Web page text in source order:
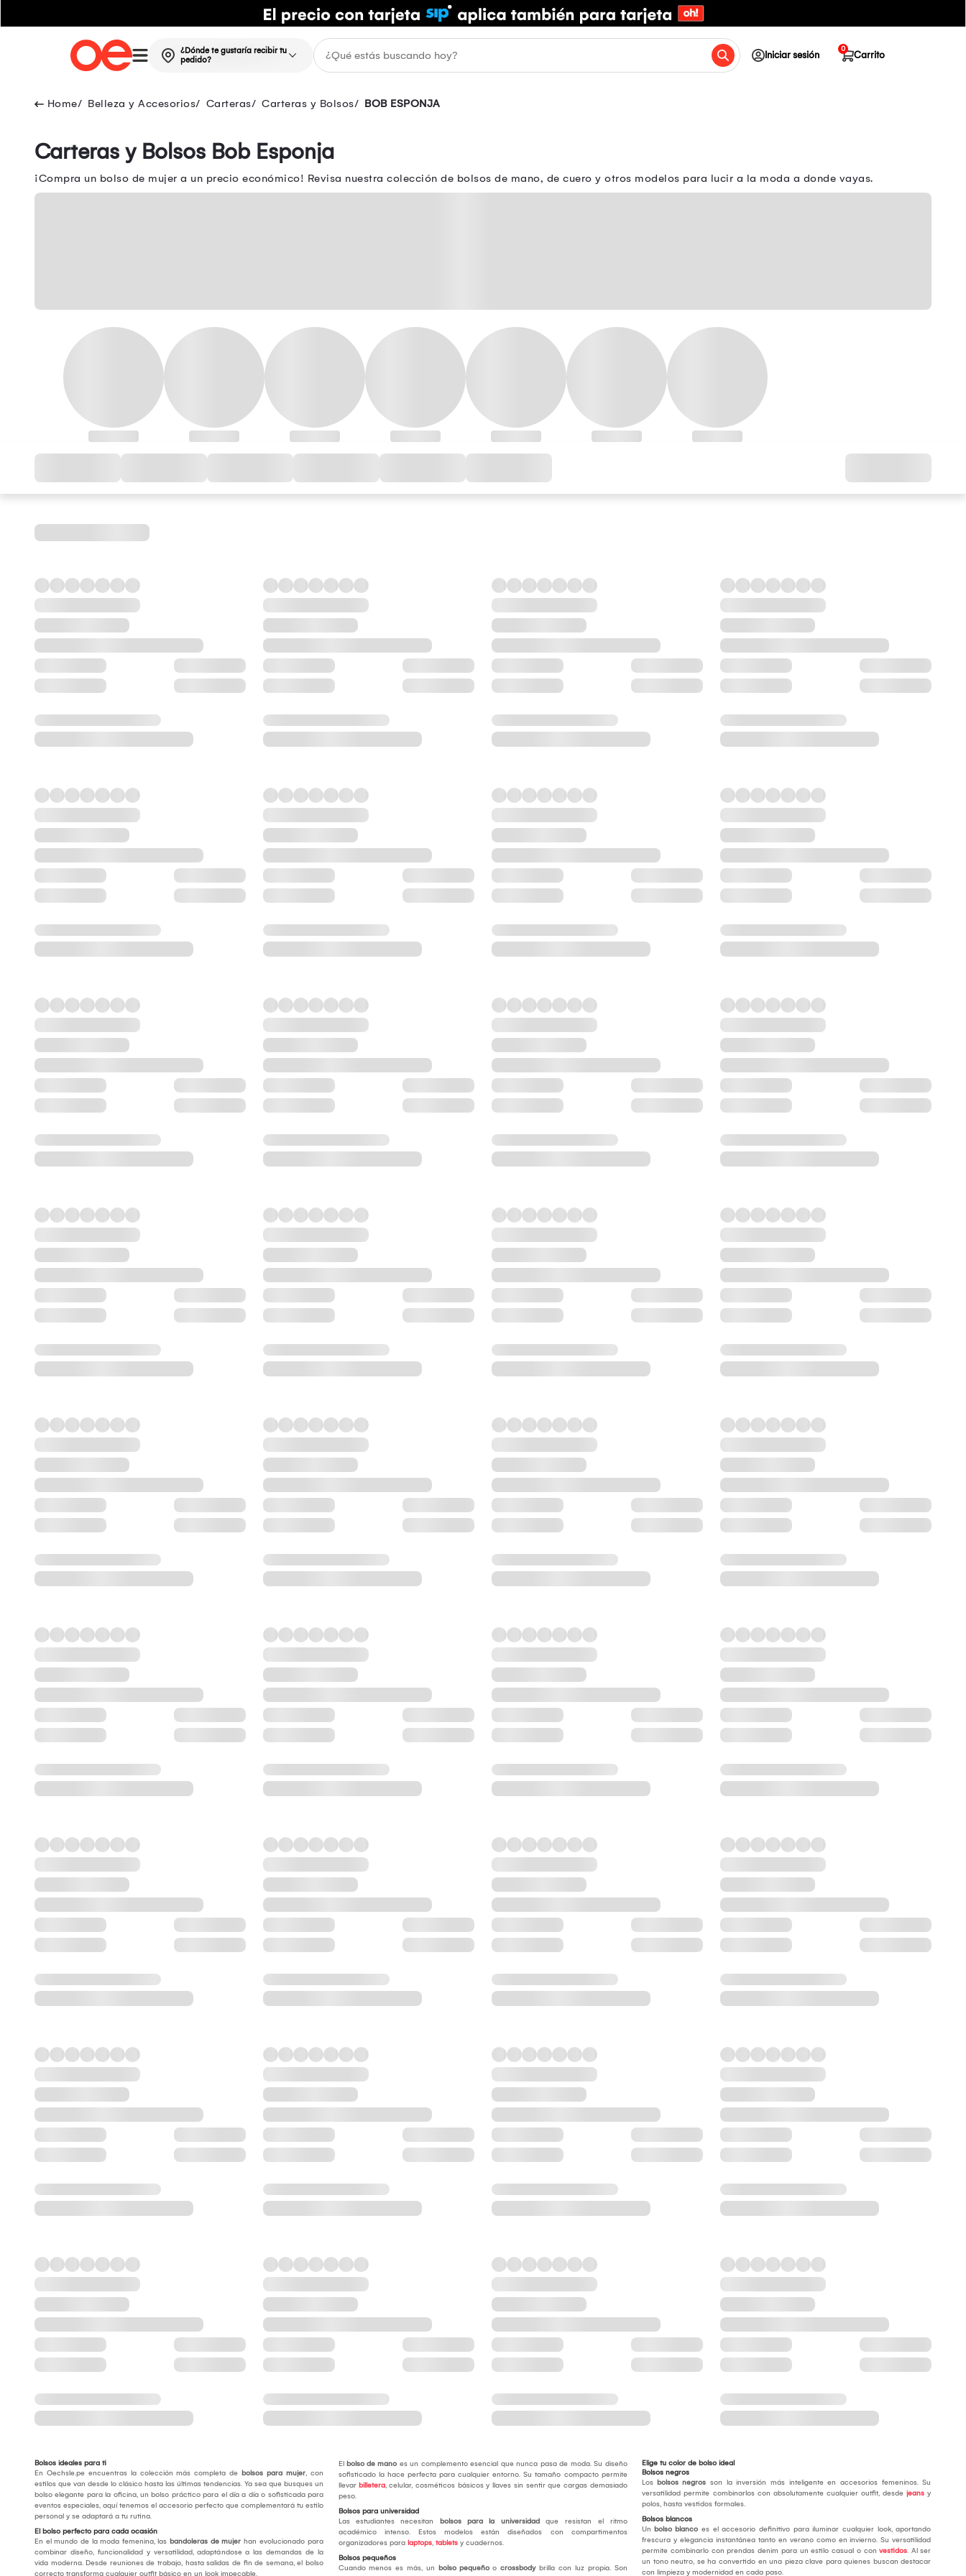
¿Dónde te gustaría recibir tu
pedido?
Iniciar sesión Carrito
0
Belleza y Accesorios Carteras Carteras y Bolsos BOB ESPONJA
Carteras y Bolsos Bob Esponja
¡Compra un bolso de mujer a un precio económico! Revisa nuestra colección de bolsos de mano, de cuero y otros modelos para lucir a la moda a donde vayas.
Bolsos ideales para ti
En Oechsle.pe encuentras la colección más completa de bolsos para mujer, con
estilos que van desde lo clásico hasta las últimas tendencias. Ya sea que busques un
bolso elegante para la oficina, un bolso práctico para el día a día o sofisticada para
eventos especiales, aquí tenemos el accesorio perfecto que complementará tu estilo
personal y se adaptará a tu rutina.
El bolso perfecto para cada ocasión
En el mundo de la moda femenina, las bandoleras de mujer han evolucionado para
combinar diseño, funcionalidad y versatilidad, adaptándose a las demandas de la
vida moderna. Desde reuniones de trabajo, hasta salidas de fin de semana, el bolso
correcto transforma cualquier outfit básico en un look impecable.
El bolso de mano es un complemento esencial que nunca pasa de moda. Su diseño
sofisticado la hace perfecta para cualquier entorno. Su tamaño compacto permite
llevar billetera, celular, cosméticos básicos y llaves sin sentir que cargas demasiado
peso.
Bolsos para universidad
Las estudiantes necesitan
bolsos para la universidad que resistan el ritmo
académico intenso. Estos modelos están diseñados con compartimentos
organizadores para laptops, tabletsy cuadernos.
Bolsos pequeños
Cuando menos es más, un
bolso pequeñoo crossbody brilla con luz propia. Son
Elige tu color de bolso ideal
Bolsos negros
Los bolsos negros son la inversión más inteligente en accesorios femeninos. Su
versatilidad permite combinarlos con absolutamente cualquier outfit, desdejeans y
polos, hasta vestidos formales.
Bolsos blancos
Un bolso blanco es el accesorio definitivo para iluminar cualquier look, aportando
frescura y elegancia instantánea tanto en verano como en invierno. Su versatilidad
permite combinarlo con prendas denim para un estilo casual o convestidos. Al ser
un tono neutro, se ha convertido en una pieza clave para quienes buscan destacar
con limpieza y modernidad en cada paso.